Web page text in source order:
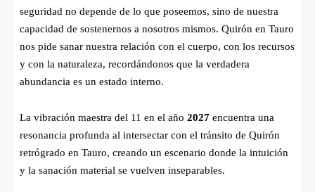
seguridad no depende de lo que poseemos, sino de nuestra
capacidad de sostenernos a nosotros mismos. Quirón en Tauro
nos pide sanar nuestra relación con el cuerpo, con los recursos
y con la naturaleza, recordándonos que la verdadera
abundancia es un estado interno.
La vibración maestra del 11 en el año 2027 encuentra una
resonancia profunda al intersectar con el tránsito de Quirón
retrógrado en Tauro, creando un escenario donde la intuición
y la sanación material se vuelven inseparables.